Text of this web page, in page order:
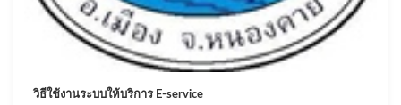
วิธีใช้งานระบบให้บริการ E-service